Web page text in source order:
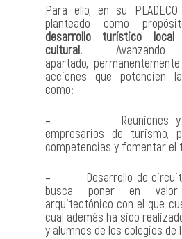
Para ello, en su
planteado como
desarrollo turístico local
cultural.
apartado,
acciones que potencien
como:
– Reuniones y
empresarios de turismo,
competencias y fomentar el
– Desarrollo de circuito
busca poner en
arquitectónico con el que
cual además ha sido
y alumnos de los colegios de